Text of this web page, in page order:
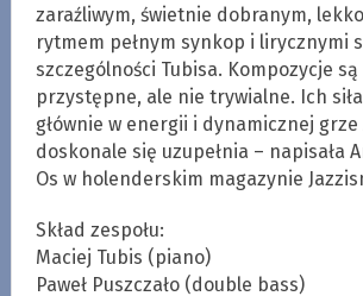
zaraźliwym, świetnie dobranym,
rytmem pełnym synkop i lirycznymi
szczególności Tubisa. Kompozycje
przystępne, ale nie trywialne. Ich
głównie w energii i dynamicznej
doskonale się uzupełnia – napisała
Os w holenderskim magazynie
Skład zespołu:
Maciej Tubis (piano)
Paweł Puszczało (double bass)